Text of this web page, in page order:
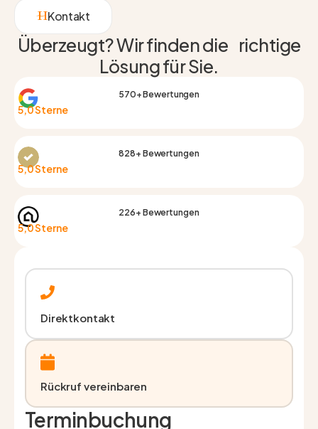
Kontakt
Überzeugt? Wir finden die richtige
Lösung für Sie.
570+ Bewertungen
5,0 Sterne
828+ Bewertungen
5,0 Sterne
226+ Bewertungen
5,0 Sterne
Direktkontakt
Rückruf vereinbaren
Terminbuchung